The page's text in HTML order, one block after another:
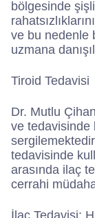
bölgesinde
ve bu nedenle
uzmana
Tiroid Tedavisi
Dr. Mutlu
ve tedavisinde
tedavisinde
arasında ilaç
cerrahi